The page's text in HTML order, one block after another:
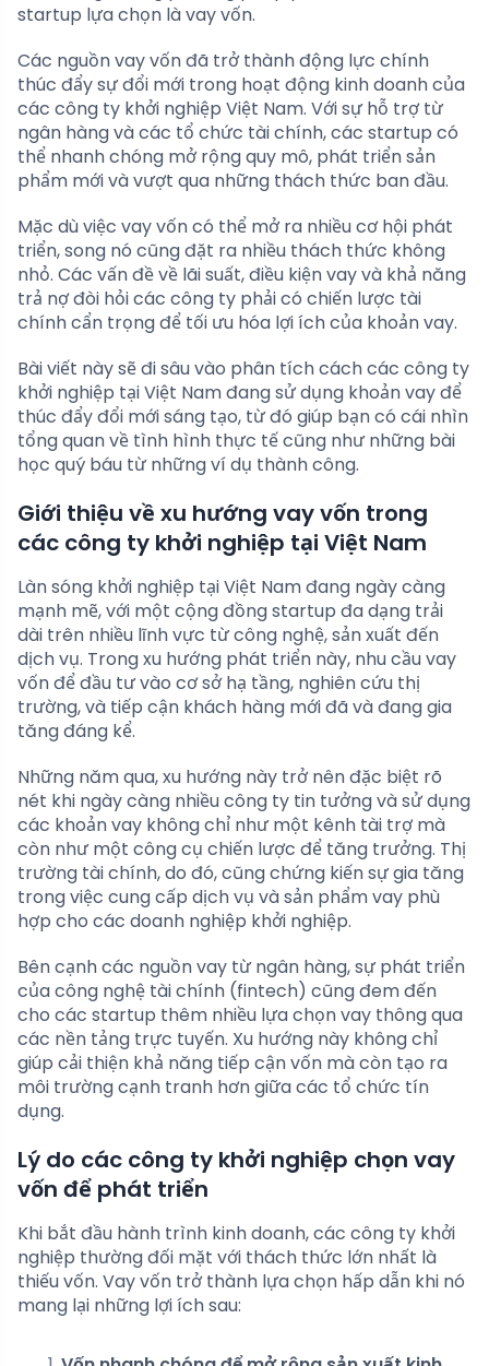
startup lựa chọn là vay vốn.
Các nguồn vay vốn đã trở thành động lực chính
thúc đẩy sự đổi mới trong hoạt động kinh doanh của
các công ty khởi nghiệp Việt Nam. Với sự hỗ trợ từ
ngân hàng và các tổ chức tài chính, các startup có
thể nhanh chóng mở rộng quy mô, phát triển sản
phẩm mới và vượt qua những thách thức ban đầu.
Mặc dù việc vay vốn có thể mở ra nhiều cơ hội phát
triển, song nó cũng đặt ra nhiều thách thức không
nhỏ. Các vấn đề về lãi suất, điều kiện vay và khả năng
trả nợ đòi hỏi các công ty phải có chiến lược tài
chính cẩn trọng để tối ưu hóa lợi ích của khoản vay.
Bài viết này sẽ đi sâu vào phân tích cách các công ty
khởi nghiệp tại Việt Nam đang sử dụng khoản vay để
thúc đẩy đổi mới sáng tạo, từ đó giúp bạn có cái nhìn
tổng quan về tình hình thực tế cũng như những bài
học quý báu từ những ví dụ thành công.
Giới thiệu về xu hướng vay vốn trong
các công ty khởi nghiệp tại Việt Nam
Làn sóng khởi nghiệp tại Việt Nam đang ngày càng
mạnh mẽ, với một cộng đồng startup đa dạng trải
dài trên nhiều lĩnh vực từ công nghệ, sản xuất đến
dịch vụ. Trong xu hướng phát triển này, nhu cầu vay
vốn để đầu tư vào cơ sở hạ tầng, nghiên cứu thị
trường, và tiếp cận khách hàng mới đã và đang gia
tăng đáng kể.
Những năm qua, xu hướng này trở nên đặc biệt rõ
nét khi ngày càng nhiều công ty tin tưởng và sử dụng
các khoản vay không chỉ như một kênh tài trợ mà
còn như một công cụ chiến lược để tăng trưởng. Thị
trường tài chính, do đó, cũng chứng kiến sự gia tăng
trong việc cung cấp dịch vụ và sản phẩm vay phù
hợp cho các doanh nghiệp khởi nghiệp.
Bên cạnh các nguồn vay từ ngân hàng, sự phát triển
của công nghệ tài chính (fintech) cũng đem đến
cho các startup thêm nhiều lựa chọn vay thông qua
các nền tảng trực tuyến. Xu hướng này không chỉ
giúp cải thiện khả năng tiếp cận vốn mà còn tạo ra
môi trường cạnh tranh hơn giữa các tổ chức tín
dụng.
Lý do các công ty khởi nghiệp chọn vay
vốn để phát triển
Khi bắt đầu hành trình kinh doanh, các công ty khởi
nghiệp thường đối mặt với thách thức lớn nhất là
thiếu vốn. Vay vốn trở thành lựa chọn hấp dẫn khi nó
mang lại những lợi ích sau: